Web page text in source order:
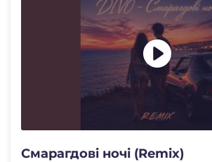
Смарагдові ночі (Remix)